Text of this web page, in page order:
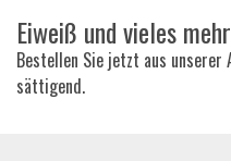
Eiweiß und vieles mehr
Bestellen Sie jetzt aus unserer
sättigend.